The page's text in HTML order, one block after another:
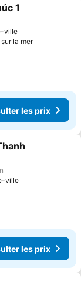
favoris
1
ville
la merConsulter
les prix
favoris
ville
les prix